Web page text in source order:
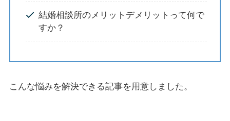
結婚相談所のメリットデメリットって何で
すか？
こんな悩みを解決できる記事を用意しました。